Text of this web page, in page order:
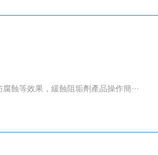
蝕等效果，緩蝕阻垢劑產品操作簡···